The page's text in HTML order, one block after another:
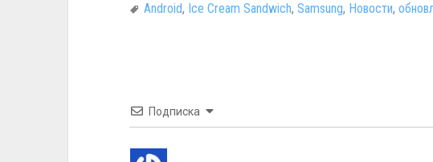
Android, Ice Cream Sandwich, Samsung, Новости,
Подписка